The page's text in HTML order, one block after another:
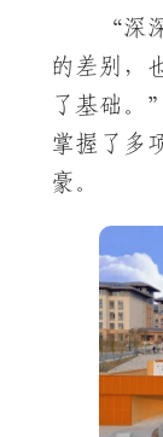
“深
的差别，
了基础。
掌握了多
豪。